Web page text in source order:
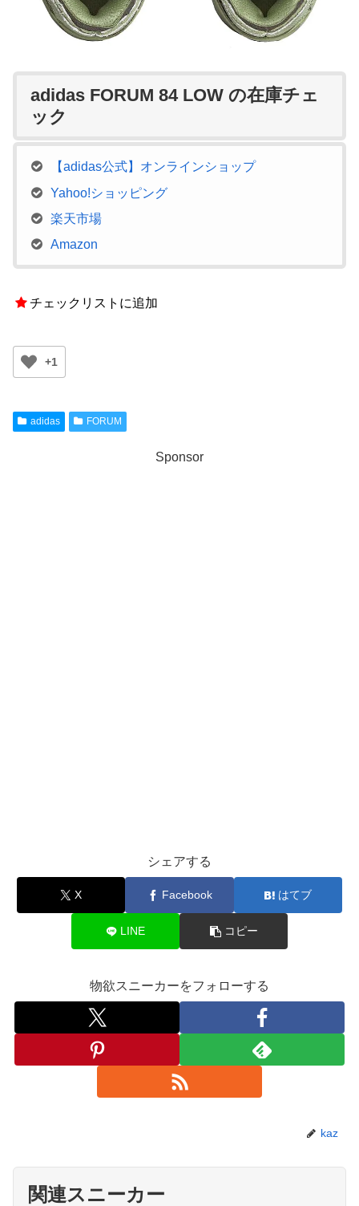
adidas FORUM 84 LOW の在庫チェ
ック
【adidas公式】オンラインショップ
Yahoo!ショッピング
楽天市場
Amazon
チェックリストに追加
+1
adidas FORUM
Sponsor
シェアする
X Facebook はてブ
LINE コピー
物欲スニーカーをフォローする
kaz
関連スニーカー